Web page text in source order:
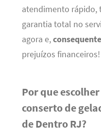
atendimento rápido,
garantia total no
agora e,
prejuízos financeiros!
Por que
conserto de
de Dentro RJ?